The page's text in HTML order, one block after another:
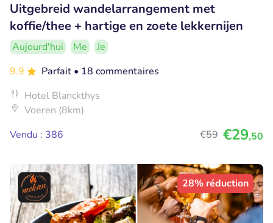
Uitgebreid wandelarrangement met
koffie/thee + hartige en zoete lekkernijen
Aujourd'hui Me
Je
9.9
Parfait • 18 commentaires
Hotel Blanckthys
Voeren (8km)
Vendu : 386
€59 €29,50
28% réduction